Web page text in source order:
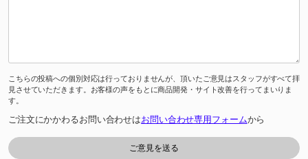
こちらの投稿への個別対応は行っておりませんが、頂いたご意見はスタッフがすべて拝
見させていただきます。お客様の声をもとに商品開発・サイト改善を行ってまいりま
す。
ご注文にかかわるお問い合わせはお問い合わせ専用フォームから